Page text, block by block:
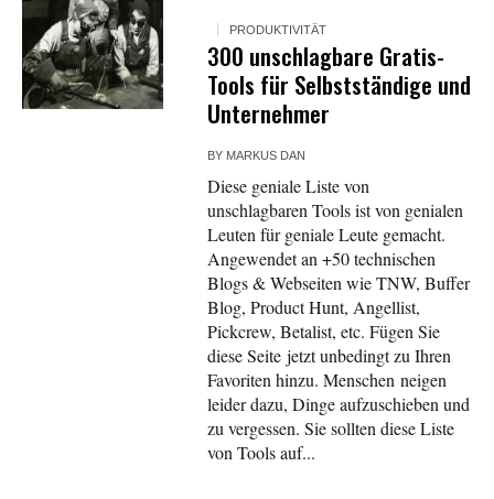
PRODUKTIVITÄT
300 unschlagbare Gratis-
Tools für Selbstständige und
Unternehmer
BY MARKUS DAN
Diese geniale Liste von
unschlagbaren Tools ist von genialen
Leuten für geniale Leute gemacht.
Angewendet an +50 technischen
Blogs & Webseiten wie TNW, Buffer
Blog, Product Hunt, Angellist,
Pickcrew, Betalist, etc. Fügen Sie
diese Seite jetzt unbedingt zu Ihren
Favoriten hinzu. Menschen neigen
leider dazu, Dinge aufzuschieben und
zu vergessen. Sie sollten diese Liste
von Tools auf...